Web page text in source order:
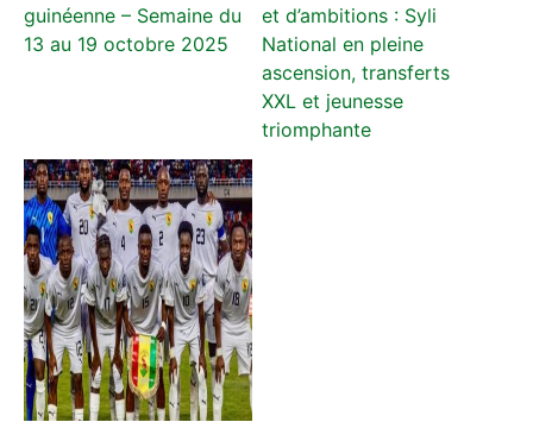
guinéenne – Semaine du
13 au 19 octobre 2025
et d’ambitions : Syli
National en pleine
ascension, transferts
XXL et jeunesse
triomphante